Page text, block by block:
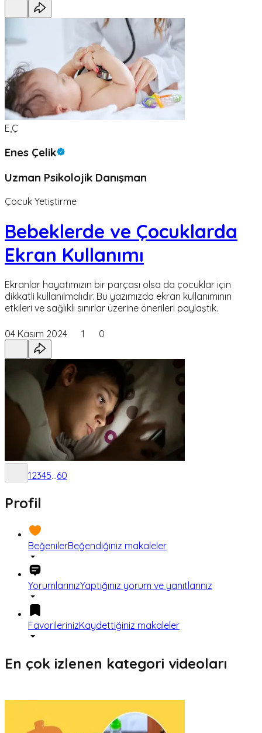
E,Ç
Enes Çelik
Uzman Psikolojik Danışman
Çocuk Yetiştirme
Bebeklerde ve Çocuklarda
Ekran Kullanımı
Ekranlar hayatımızın bir parçası olsa da çocuklar için
dikkatli kullanılmalıdır. Bu yazımızda ekran kullanımının
etkileri ve sağlıklı sınırlar üzerine önerileri paylaştık.
04 Kasım 2024 1 0
12345...60
Profil
BeğenilerBeğendiğiniz makaleler
YorumlarınızYaptığınız yorum ve yanıtlarınız
FavorilerinizKaydettiğiniz makaleler
En çok izlenen kategori videoları